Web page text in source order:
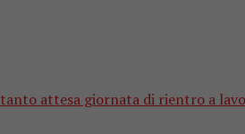
attesa giornata di rientro a